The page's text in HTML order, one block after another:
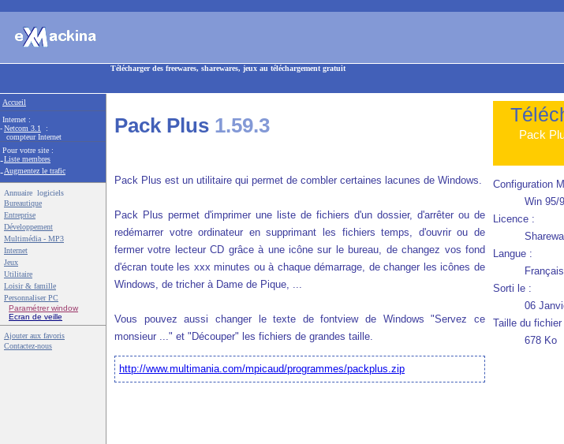
Télécharger des freewares, sharewares, jeux au téléchargement gratuit
Accueil
Internet :
-Netcom 3.1
:
compteur Internet
Pour votre site :
-Liste membres
-Augmentez le trafic
Annuaire logiciels
Bureautique
Entreprise
Développement
Multimédia - MP3
Internet
Jeux
Utilitaire
Loisir & famille
Personnaliser PC
Paramétrer window
Ecran de veille
Ajouter aux favoris
Contactez-nous
Pack Plus 1.59.3
Pack Plus est un utilitaire qui permet de combler certaines lacunes de Windows.
Pack Plus permet d'imprimer une liste de fichiers d'un dossier, d'arrêter ou de
redémarrer votre ordinateur en supprimant les fichiers temps, d'ouvrir ou de
fermer votre lecteur CD grâce à une icône sur le bureau, de changez vos fond
d'écran toute les xxx minutes ou à chaque démarrage, de changer les icônes de
Windows, de tricher à Dame de Pique, ...
Vous pouvez aussi changer le texte de fontview de Windows "Servez ce
monsieur ..." et "Découper" les fichiers de grandes taille.
http://www.multimania.com/mpicaud/programmes/packplus.zip
Pack
Configuration
Win 95/
Licence :
Langue :
Français
Sorti le :
06
Taille du fichier
678 Ko